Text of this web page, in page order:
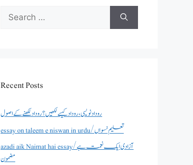
Search
for:
Recent Posts
روداد نویسی ،روداد کیسے لکھیں؟ روداد لکھنے کے اصول
essay on taleem e niswan in urdu/تعلیم نسواں
azadi aik Naimat hai essay/آزادی ایک نعمت ہے
مضمون